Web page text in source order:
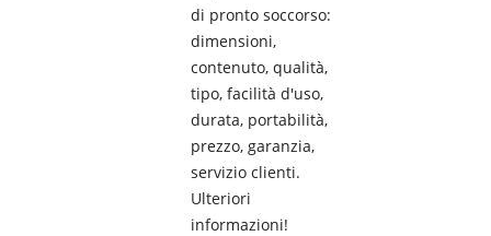
di pronto soccorso:
dimensioni,
contenuto, qualità,
tipo, facilità d'uso,
durata, portabilità,
prezzo, garanzia,
servizio clienti.
Ulteriori
informazioni!